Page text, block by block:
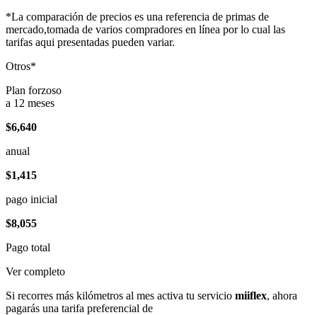
*La comparación de precios es una referencia de primas de
mercado,tomada de varios compradores en línea por lo cual las
tarifas aqui presentadas pueden variar.
Otros*
Plan forzoso
a 12 meses
$6,640
anual
$1,415
pago inicial
$8,055
Pago total
Ver completo
Si recorres más kilómetros al mes activa tu servicio miiflex, ahora
pagarás una tarifa preferencial de